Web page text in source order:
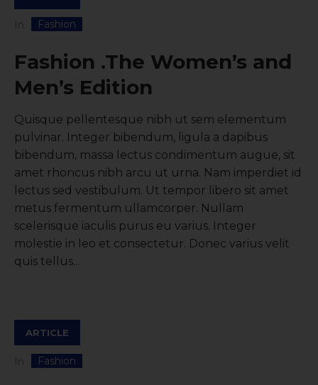
In Fashion
Fashion .The Women’s and
Men’s Edition
Quisque pellentesque nibh ut sem elementum
pulvinar. Integer bibendum, ligula a dapibus
bibendum, massa lectus condimentum augue, sit
amet rhoncus nibh arcu ut urna. Nam imperdiet id
lectus sed vestibulum. Ut tempor libero sit amet
metus fermentum ullamcorper. Nullam
scelerisque iaculis purus eu varius. Integer
molestie in leo et consectetur. Donec varius velit
quis tellus...
ARTICLE
In Fashion